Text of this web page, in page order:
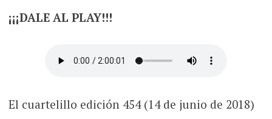
¡¡¡DALE AL PLAY!!!
El cuartelillo edición 454 (14 de junio de 2018)